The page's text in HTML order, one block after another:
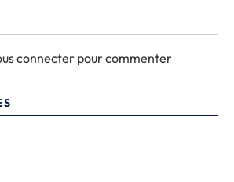
connecter pour commenter